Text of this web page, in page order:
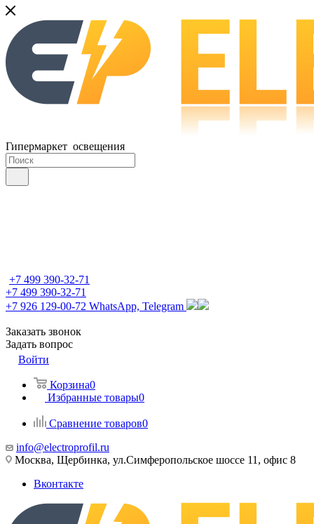
Гипермаркет освещения
+7 499 390-32-71
+7 499 390-32-71
+7 926 129-00-72 WhatsApp, Telegram
Заказать звонок
Задать вопрос
Войти
Корзина0
Избранные товары0
Сравнение товаров0
info@electroprofil.ru
Москва, Щербинка, ул.Симферопольское шоссе 11, офис 8
Вконтакте